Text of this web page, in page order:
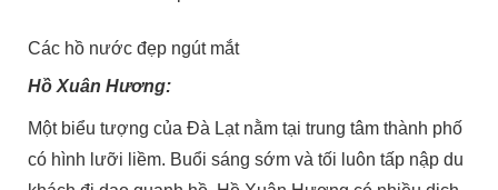
Các hồ nước đẹp ngút mắt
Hồ Xuân Hương:
Một biểu tượng của Đà Lạt nằm tại trung tâm thành phố
có hình lưỡi liềm. Buổi sáng sớm và tối luôn tấp nập du